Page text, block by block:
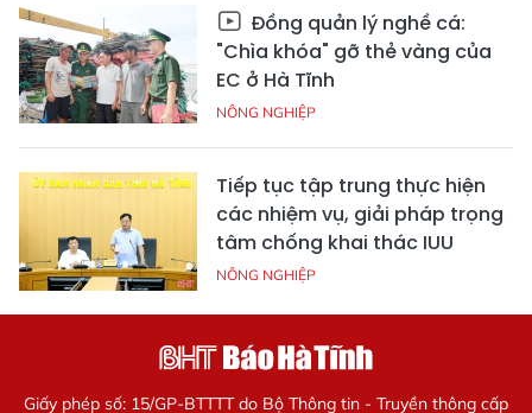
Đồng quản lý nghề cá:
"Chìa khóa" gỡ thẻ vàng của
EC ở Hà Tĩnh
NÔNG NGHIỆP
Tiếp tục tập trung thực hiện
các nhiệm vụ, giải pháp trọng
tâm chống khai thác IUU
NÔNG NGHIỆP
Giấy phép số: 15/GP-BTTTT do Bộ Thông tin - Truyền thông cấp